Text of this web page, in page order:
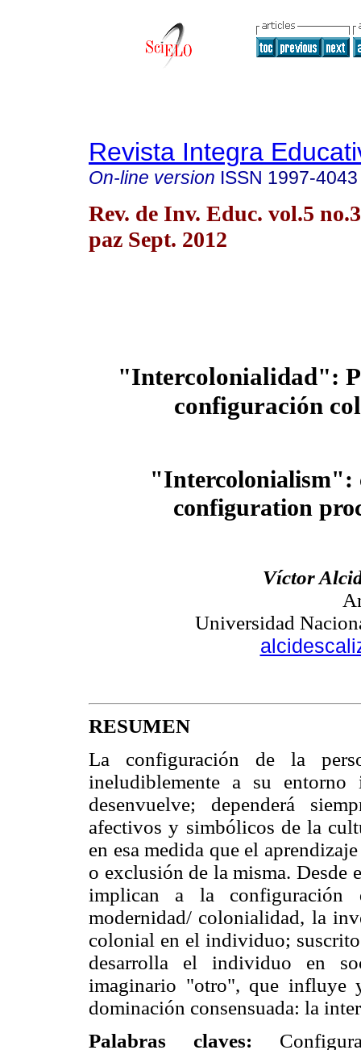
Revista Integra
On-line version ISSN 1997-4043
Rev. de Inv. Educ. vol.5
paz Sept. 2012
"Intercolonialidad":
configuración
"Intercolonialism":
configuration
Víctor
Universidad
RESUMEN
La configuración de la
ineludiblemente a su
desenvuelve; dependerá
afectivos y simbólicos de la
en esa medida que el
o exclusión de la misma. Desde
implican a la
modernidad/ colonialidad, la
colonial en el individuo;
desarrolla el individuo en
imaginario "otro", que influye
dominación consensuada: la
Palabras claves: